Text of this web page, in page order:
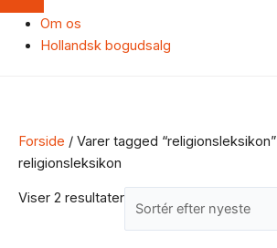
Om os
Hollandsk bogudsalg
Forside / Varer tagged “religionsleksikon”
religionsleksikon
Viser 2 resultater